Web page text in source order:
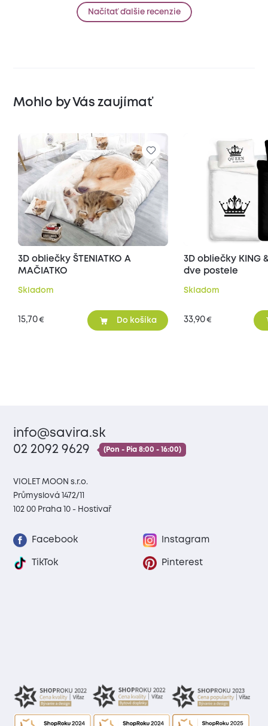
Načítať ďalšie recenzie
Mohlo by Vás zaujímať
3D obliečky ŠTENIATKO A
MAČIATKO
Skladom
15,70€ Do košíka
3D obliečky KING
dve postele
Skladom
33,90€
info@savira.sk
02 2092 9629
(Pon - Pia 8:00 - 16:00)
VIOLET MOON s.r.o.
Průmyslová 1472/11
102 00 Praha 10 - Hostivař
Facebook Instagram
TikTok Pinterest